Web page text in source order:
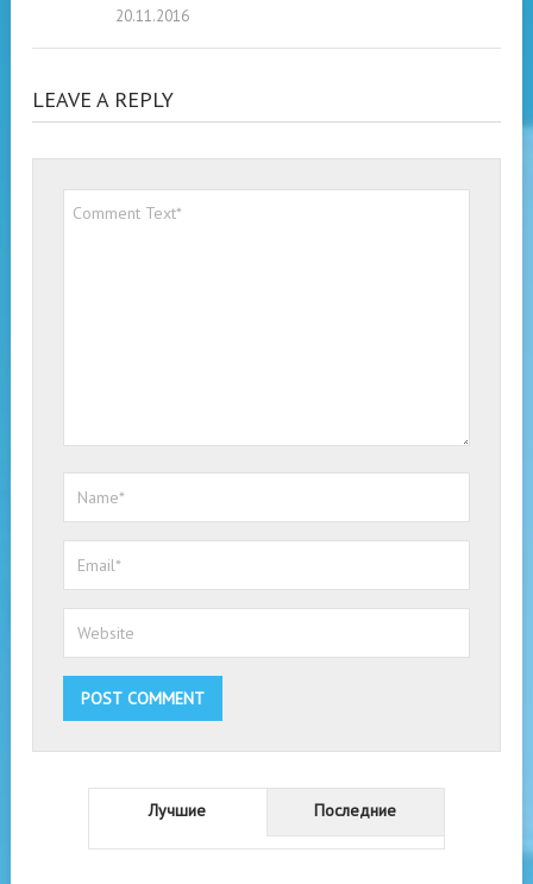
20.11.2016
LEAVE A REPLY
Лучшие Последние